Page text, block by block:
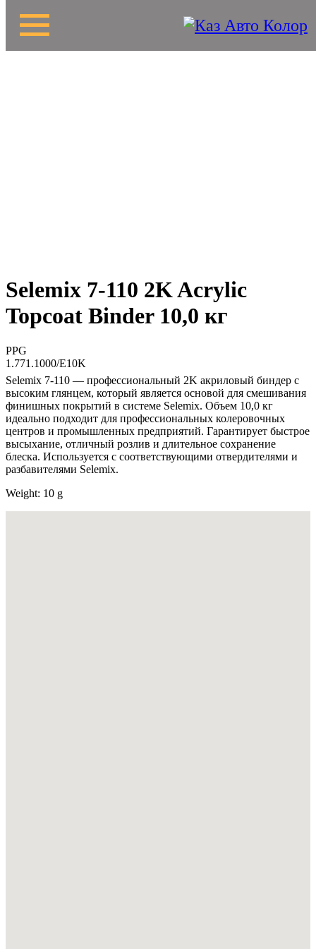
Selemix 7-110 2K Acrylic
Topcoat Binder 10,0 кг
PPG
1.771.1000/E10K
Selemix 7-110 — профессиональный 2K акриловый биндер с
высоким глянцем, который является основой для смешивания
финишных покрытий в системе Selemix. Объем 10,0 кг
идеально подходит для профессиональных колеровочных
центров и промышленных предприятий. Гарантирует быстрое
высыхание, отличный розлив и длительное сохранение
блеска. Используется с соответствующими отвердителями и
разбавителями Selemix.
Weight: 10 g